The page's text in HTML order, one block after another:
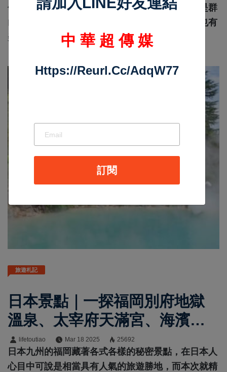
位在台灣地理中心位置的南投，雖然不臨海，但是群
山繚繞、山林景色優美，除了台灣最高峰玉山外也有
美麗的日月潭和清境
旅遊札記
日本景點｜一探福岡別府地獄
溫泉、太宰府天滿宮、海濱公
園等6大踏青景點
lifetoutiao Mar 18 2025 25692
日本九州的福岡藏著各式各樣的秘密景點，在日本人
心目中可說是相當具有人氣的旅遊勝地，而本次就精
中 華 超 傳 媒
Https://reurl.cc/adqW77
訂閱